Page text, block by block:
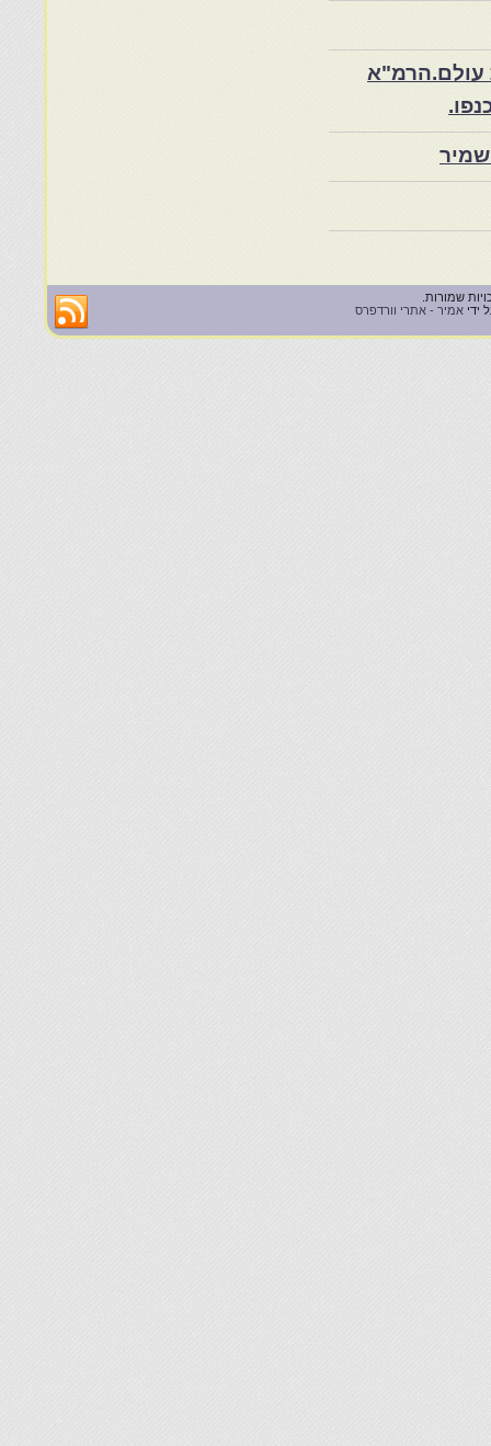
עולם.הרמ"א
ידי אמיר - אתרי וורדפרס